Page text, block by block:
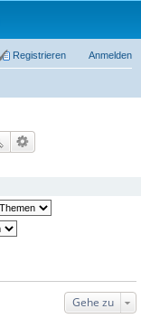
Anmelden
Registrieren
Gehe zu